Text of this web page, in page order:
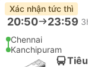
Xác nhận tức thì
20:50 23:59
Chennai
Kanchipuram